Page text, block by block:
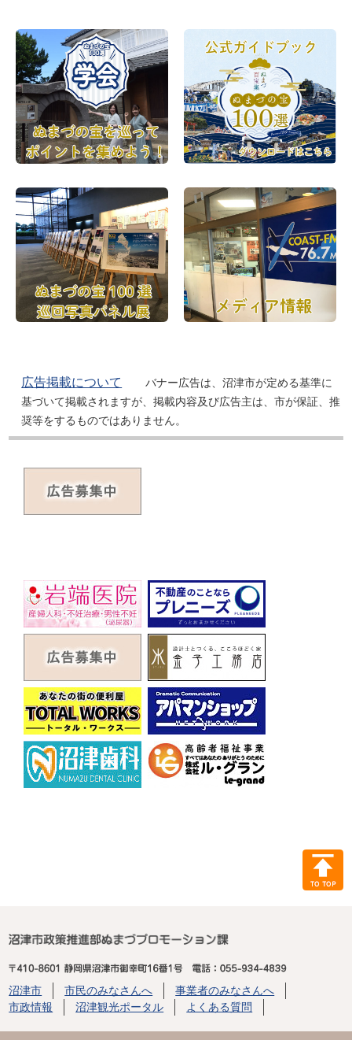
広告掲載について
バナー広告は、沼津市が定める基準に
基づいて掲載されますが、掲載内容及び広告主は、市が保証、推
奨等をするものではありません。
沼津市 市民のみなさんへ
事業者のみなさんへ
市政情報
沼津観光ポータル よくある質問